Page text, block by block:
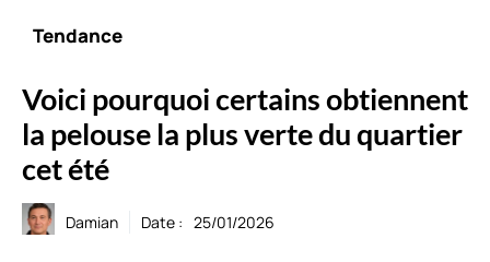
Tendance
Voici pourquoi certains obtiennent
la pelouse la plus verte du quartier
cet été
Damian Date : 25/01/2026